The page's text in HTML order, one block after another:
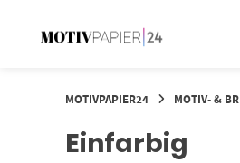
MOTIVPAPIER24 MOTIV- &
Einfarbig